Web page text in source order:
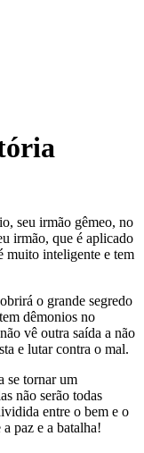
seu irmão gêmeo, no
irmão, que é aplicado
muito inteligente e tem
o grande segredo
dêmonios no
vê outra saída a não
e lutar contra o mal.
se tornar um
não serão todas
entre o bem e o
paz e a batalha!